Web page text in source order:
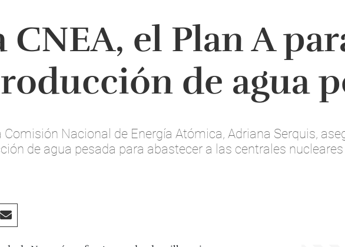
CNEA, el Plan A
de agua
Comisión Nacional de Energía Atómica, Adriana Serquis,
de agua pesada para abastecer a las centrales